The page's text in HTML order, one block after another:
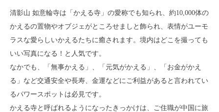
清影山 如意輪寺は「かえる寺」の愛称でも知られ、約10,000体の
かえるの置物やオブジェがところせましと飾られ、表情がユーモ
ラスな愛らしいかえるたちに癒されます。境内はどこを撮っても
いい写真になる！と人気です。
なかでも、「無事かえる」、「元気がかえる」、「お金がかえ
る」など交通安全や長寿、金運などにご利益があると言われてい
るパワースポットは必見です。
かえる寺と呼ばれるようになったきっかけは、ご住職が中国に旅